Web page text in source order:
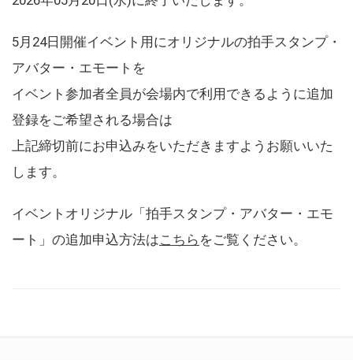
5月24日開催イベント用にオリジナルの拍手スタンプ・
アバター・エモートを
イベント参加者全員が会場内で利用できるように追加
登録をご希望される場合は
上記締切前にお申込みをいただきますようお願いいた
します。
イベントオリジナル「拍手スタンプ・アバター・エモ
ート」の追加申込方法はこちら をご覧ください。